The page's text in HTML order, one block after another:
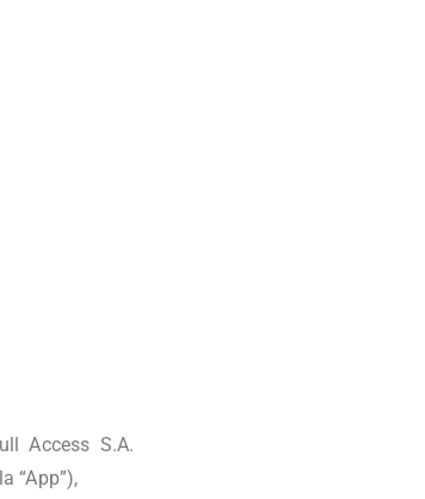
Access S.A.
“App”),